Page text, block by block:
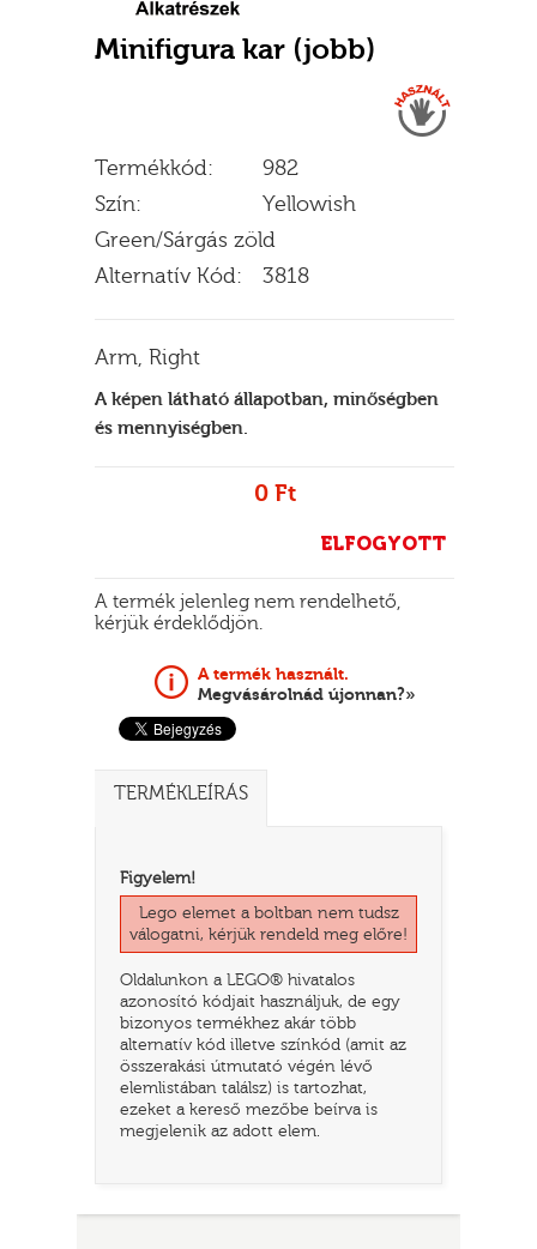
Minifigura kar (jobb)
Termékkód:
982
Szín:
Yellowish
Green/Sárgás zöld
Alternatív Kód:
3818
Arm, Right
A képen látható állapotban, minőségben
és mennyiségben.
0 Ft
ELFOGYOTT
A termék jelenleg nem rendelhető,
kérjük érdeklődjön.
A termék használt.
Megvásárolnád újonnan?»
TERMÉKLEÍRÁS
Figyelem!
Lego elemet a boltban nem tudsz
válogatni, kérjük rendeld meg előre!
Oldalunkon a LEGO® hivatalos
azonosító kódjait használjuk, de egy
bizonyos termékhez akár több
alternatív kód illetve színkód (amit az
összerakási útmutató végén lévő
elemlistában találsz) is tartozhat,
ezeket a kereső mezőbe beírva is
megjelenik az adott elem.